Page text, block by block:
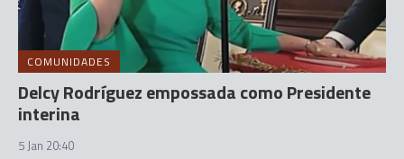
COMUNIDADES
Delcy Rodríguez empossada como Presidente
interina
5 Jan 20:40